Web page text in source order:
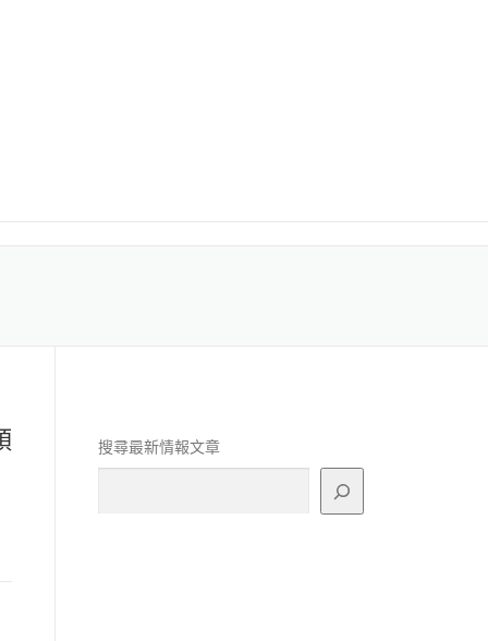
搜尋最新情報文章